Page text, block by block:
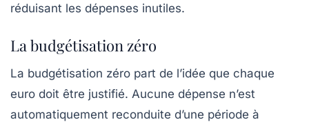
réduisant les dépenses inutiles.
La budgétisation zéro
La budgétisation zéro part de l’idée que chaque
euro doit être justifié. Aucune dépense n’est
automatiquement reconduite d’une période à